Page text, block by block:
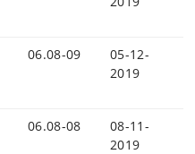
06.08-09
05-12-
2019
06.08-08
08-11-
2019